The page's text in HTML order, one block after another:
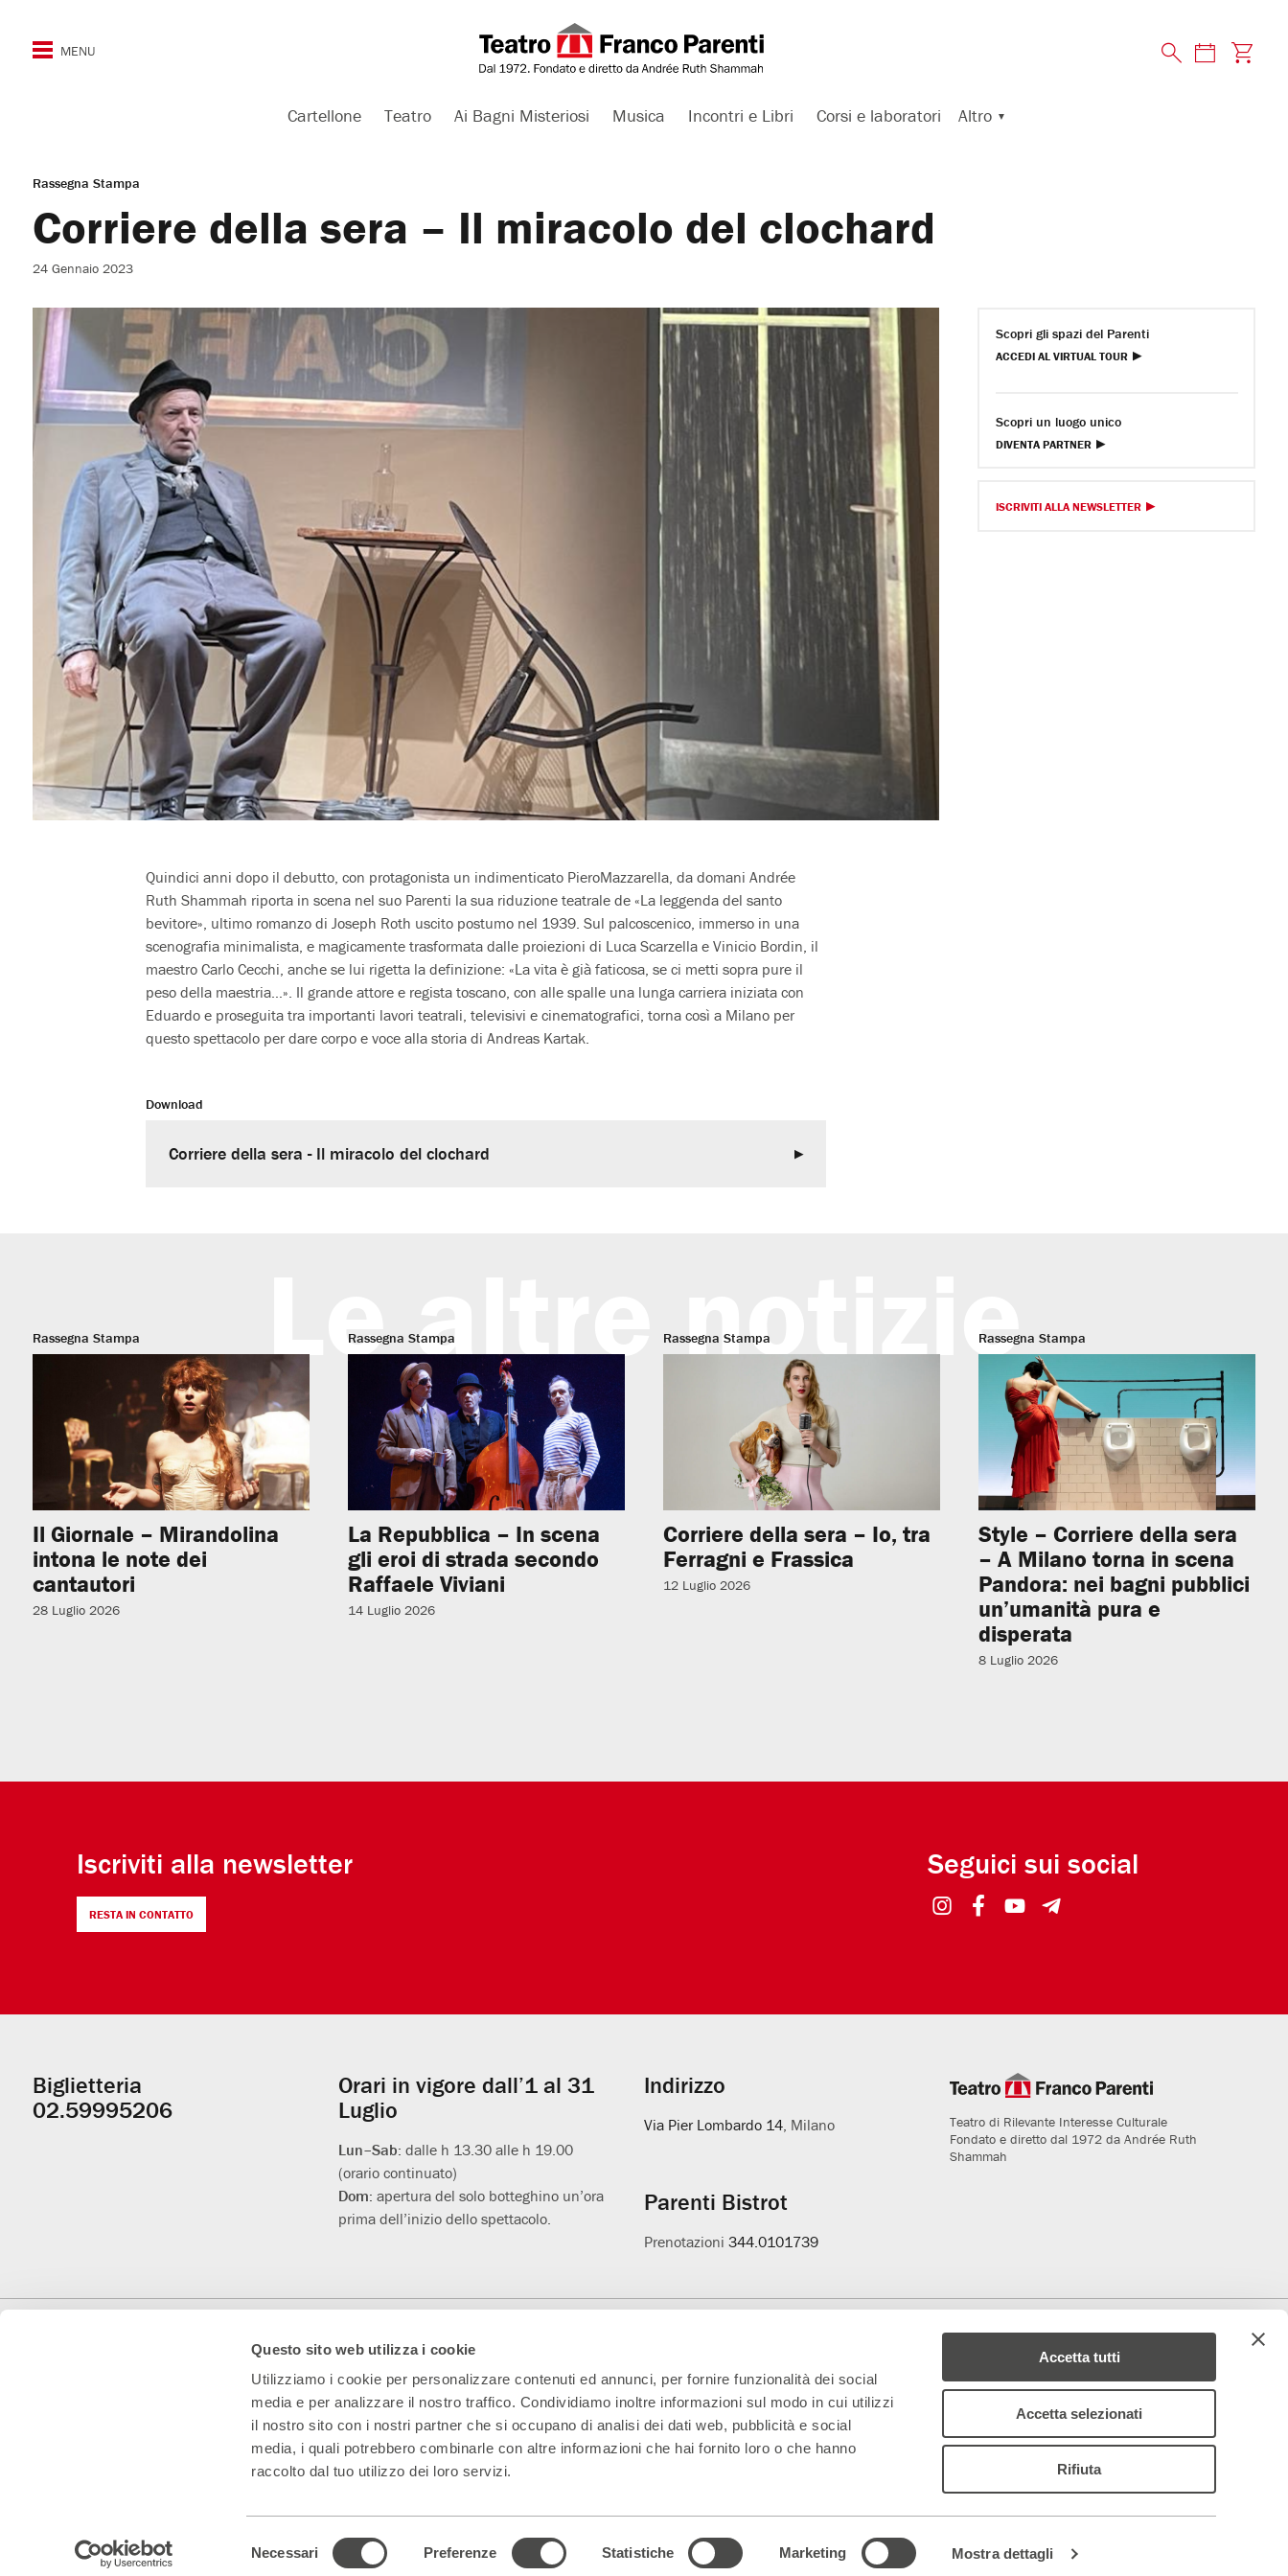
Questo sito web utilizza i cookie
Utilizziamo i cookie per personalizzare contenuti ed annunci, per fornire funzionalità dei social
media e per analizzare il nostro traffico. Condividiamo inoltre informazioni sul modo in cui utilizzi
il nostro sito con i nostri partner che si occupano di analisi dei dati web, pubblicità e social
media, i quali potrebbero combinarle con altre informazioni che hai fornito loro o che hanno
raccolto dal tuo utilizzo dei loro servizi.
Necessari Preferenze Statistiche Marketing Mostra dettagli
Accetta tutti
Accetta selezionati
Rifiuta
Cartellone Teatro Ai Bagni Misteriosi Musica Incontri e Libri Corsi e laboratori Altro
Rassegna Stampa
Corriere della sera – Il miracolo del clochard
24 Gennaio 2023
Quindici anni dopo il debutto, con protagonista un indimenticato PieroMazzarella, da domani Andrée
Ruth Shammah riporta in scena nel suo Parenti la sua riduzione teatrale de «La leggenda del santo
bevitore», ultimo romanzo di Joseph Roth uscito postumo nel 1939. Sul palcoscenico, immerso in una
scenografia minimalista, e magicamente trasformata dalle proiezioni di Luca Scarzella e Vinicio Bordin, il
maestro Carlo Cecchi, anche se lui rigetta la definizione: «La vita è già faticosa, se ci metti sopra pure il
peso della maestria…». Il grande attore e regista toscano, con alle spalle una lunga carriera iniziata con
Eduardo e proseguita tra importanti lavori teatrali, televisivi e cinematografici, torna così a Milano per
questo spettacolo per dare corpo e voce alla storia di Andreas Kartak.
Download
Corriere della sera - Il miracolo del clochard
Scopri gli spazi del Parenti
ACCEDI AL VIRTUAL TOUR
Scopri un luogo unico
DIVENTA PARTNER
ISCRIVITI ALLA NEWSLETTER
Le altre notizie
Rassegna Stampa
Il Giornale – Mirandolina
intona le note dei
cantautori
28 Luglio 2026
Rassegna Stampa
La Repubblica – In scena
gli eroi di strada secondo
Raffaele Viviani
14 Luglio 2026
Rassegna Stampa
Corriere della sera – Io, tra
Ferragni e Frassica
12 Luglio 2026
Rassegna Stampa
Style – Corriere della sera
– A Milano torna in scena
Pandora: nei bagni pubblici
un’umanità pura e
disperata
8 Luglio 2026
Iscriviti alla newsletter
RESTA IN CONTATTO
Seguici sui social
Informazioni
utili
Biglietteria
02.59995206
Orari in vigore dall’1 al 31
Luglio
Lun–Sab: dalle h 13.30 alle h 19.00
(orario continuato)
Dom: apertura del solo botteghino un’ora
prima dell’inizio dello spettacolo.
Indirizzo
Via Pier Lombardo 14, Milano
Parenti Bistrot
Prenotazioni 344.0101739
Teatro di Rilevante Interesse Culturale
Fondato e diretto dal 1972 da Andrée Ruth
Shammah
Con il sostegno di Teatro Convenzionato Main Partner Media Partner
Note legali & Privacy|Cookie policy – visualizza e modifica le tue preferenze dei cookie |Dichiarazione di accessibilità| whistleblowing@teatrofrancoparenti.com –organismodivigilanza@teatrofrancoparenti.com
Sito web progettato da PaperPlane
WordPress